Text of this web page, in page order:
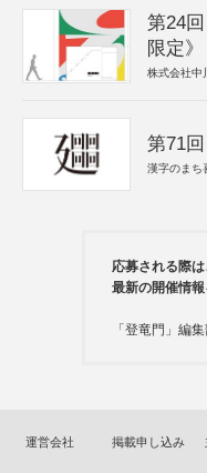
第24
限定》
株式会社中
第71
漢字のまち
応募される際
最新の開催情報
「登竜門」編
運営会社 掲載申し込み